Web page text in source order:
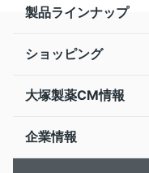
製品ラインナップ
ショッピング
大塚製薬CM情報
企業情報